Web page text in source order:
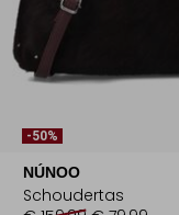
-50%
NÚNOO
Schoudertas